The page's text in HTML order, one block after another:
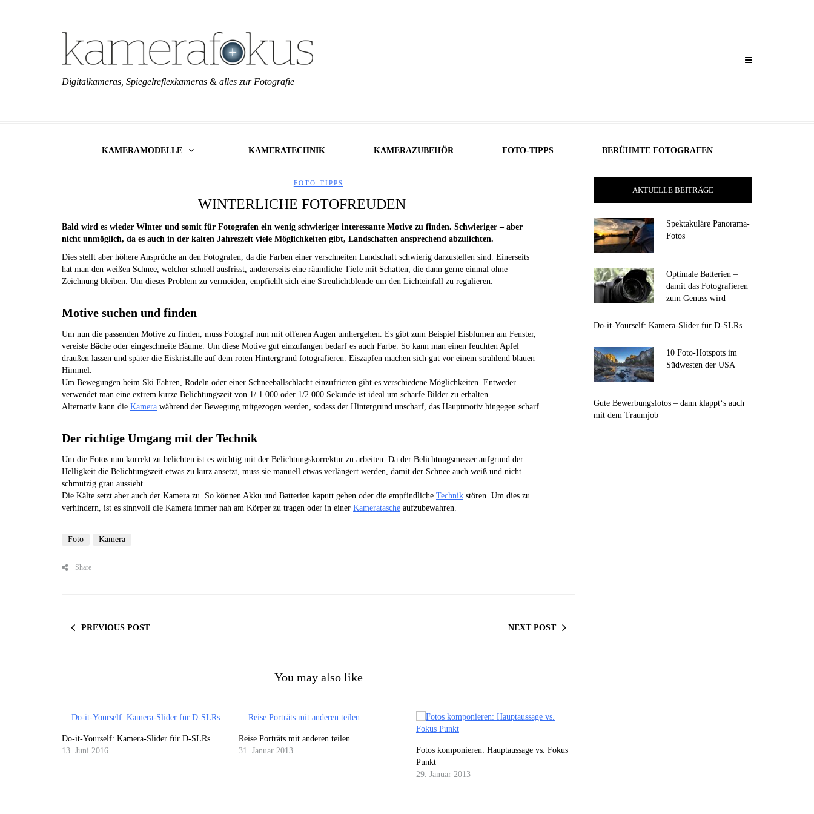
Digitalkameras, Spiegelreflexkameras & alles zur Fotografie
KAMERAMODELLE KAMERATECHNIK KAMERAZUBEHÖR FOTO-TIPPS BERÜHMTE FOTOGRAFEN
FOTO-TIPPS
WINTERLICHE FOTOFREUDEN
Bald wird es wieder Winter und somit für Fotografen ein wenig schwieriger interessante Motive zu finden. Schwieriger – aber
nicht unmöglich, da es auch in der kalten Jahreszeit viele Möglichkeiten gibt, Landschaften ansprechend abzulichten.
Dies stellt aber höhere Ansprüche an den Fotografen, da die Farben einer verschneiten Landschaft schwierig darzustellen sind. Einerseits
hat man den weißen Schnee, welcher schnell ausfrisst, andererseits eine räumliche Tiefe mit Schatten, die dann gerne einmal ohne
Zeichnung bleiben. Um dieses Problem zu vermeiden, empfiehlt sich eine Streulichtblende um den Lichteinfall zu regulieren.
Motive suchen und finden
Um nun die passenden Motive zu finden, muss Fotograf nun mit offenen Augen umhergehen. Es gibt zum Beispiel Eisblumen am Fenster,
vereiste Bäche oder eingeschneite Bäume. Um diese Motive gut einzufangen bedarf es auch Farbe. So kann man einen feuchten Apfel
draußen lassen und später die Eiskristalle auf dem roten Hintergrund fotografieren. Eiszapfen machen sich gut vor einem strahlend blauen
Himmel.
Um Bewegungen beim Ski Fahren, Rodeln oder einer Schneeballschlacht einzufrieren gibt es verschiedene Möglichkeiten. Entweder
verwendet man eine extrem kurze Belichtungszeit von 1/ 1.000 oder 1/2.000 Sekunde ist ideal um scharfe Bilder zu erhalten.
Alternativ kann die Kamera während der Bewegung mitgezogen werden, sodass der Hintergrund unscharf, das Hauptmotiv hingegen scharf.
Der richtige Umgang mit der Technik
Um die Fotos nun korrekt zu belichten ist es wichtig mit der Belichtungskorrektur zu arbeiten. Da der Belichtungsmesser aufgrund der
Helligkeit die Belichtungszeit etwas zu kurz ansetzt, muss sie manuell etwas verlängert werden, damit der Schnee auch weiß und nicht
schmutzig grau aussieht.
Die Kälte setzt aber auch der Kamera zu. So können Akku und Batterien kaputt gehen oder die empfindliche Technik stören. Um dies zu
verhindern, ist es sinnvoll die Kamera immer nah am Körper zu tragen oder in einer Kameratasche aufzubewahren.
Foto Kamera
Share
PREVIOUS POST NEXT POST
You may also like
Do-it-Yourself: Kamera-Slider für D-SLRs
13. Juni 2016
Reise Porträts mit anderen teilen
31. Januar 2013
Fotos komponieren: Hauptaussage vs. Fokus
Punkt
29. Januar 2013
AKTUELLE BEITRÄGE
Spektakuläre Panorama-
Fotos
Optimale Batterien –
damit das Fotografieren
zum Genuss wird
Do-it-Yourself: Kamera-Slider für D-SLRs
10 Foto-Hotspots im
Südwesten der USA
Gute Bewerbungsfotos – dann klappt‘s auch
mit dem Traumjob